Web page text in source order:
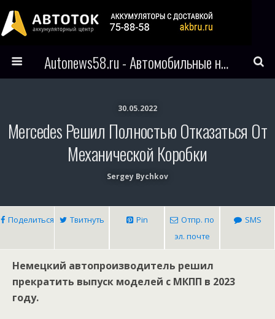
Autonews58.ru - Автомобильные новости Пензы и всего мира
30.05.2022
Mercedes Решил Полностью Отказаться От
Механической Коробки
Sergey Bychkov
Поделиться Твитнуть Pin
Отпр. по
эл. почте
SMS
Немецкий автопроизводитель решил
прекратить выпуск моделей с МКПП в 2023
году.